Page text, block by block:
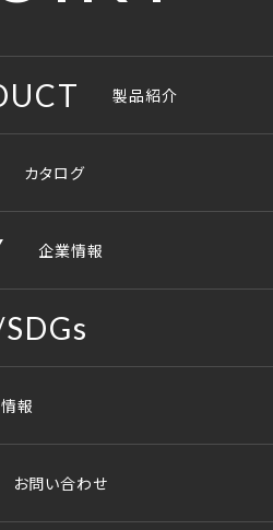
製品紹介
カタログ
企業情報
報
お問い合わせ